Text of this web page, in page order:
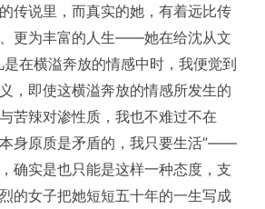
传说里，而真实的她，有着远比传
更为丰富的人生——她在给沈从文
是在横溢奔放的情感中时，我便觉到
，即使这横溢奔放的情感所发生的
苦辣对渗性质，我也不难过不在
身原质是矛盾的，我只要生活”——
确实是也只能是这样一种态度，支
的女子把她短短五十年的一生写成